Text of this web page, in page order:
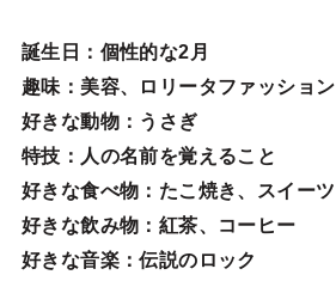
誕生日 ：個性的な2月
趣味 ：美容、ロリータファッション
好きな動物：うさぎ
特技 ：人の名前を覚えること
好きな食べ物 ：たこ焼き、スイーツ
好きな飲み物：紅茶、コーヒー
好きな音楽：伝説のロック